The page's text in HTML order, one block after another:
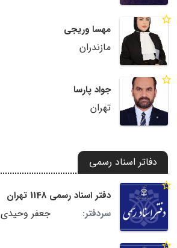
مهسا وریجی
مازندران
جواد پارسا
تهران
دفاتر اسناد رسمی
دفتر اسناد رسمی 1148 تهران
سردفتر:
جعفر وحیدی